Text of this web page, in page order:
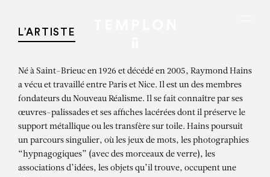
L’ARTISTE
Né à Saint-Brieuc en 1926 et décédé en 2005, Raymond Hains
a vécu et travaillé entre Paris et Nice. Il est un des membres
fondateurs du Nouveau Réalisme. Il se fait connaître par ses
œuvres-palissades et ses affiches lacérées dont il préserve le
support métallique ou les transfère sur toile. Hains poursuit
un parcours singulier, où les jeux de mots, les photographies
“hypnagogiques” (avec des morceaux de verre), les
associations d’idées, les objets qu’il trouve, occupent une